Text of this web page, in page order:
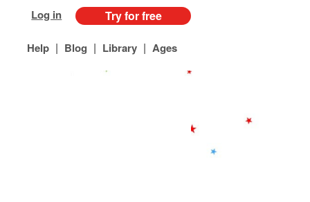
Log in Try for free
Help | Blog | Library | Ages